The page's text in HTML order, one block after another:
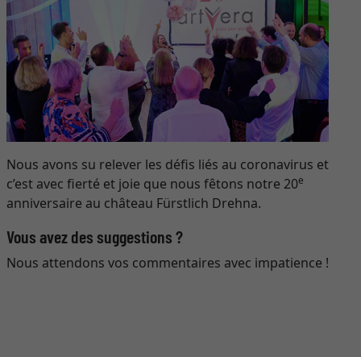
Nous avons su relever les défis liés au coronavirus et
c’est avec fierté et joie que nous fêtons notre 20e
anniversaire au château Fürstlich Drehna.
Vous avez des suggestions ?
Nous attendons vos commentaires avec impatience !